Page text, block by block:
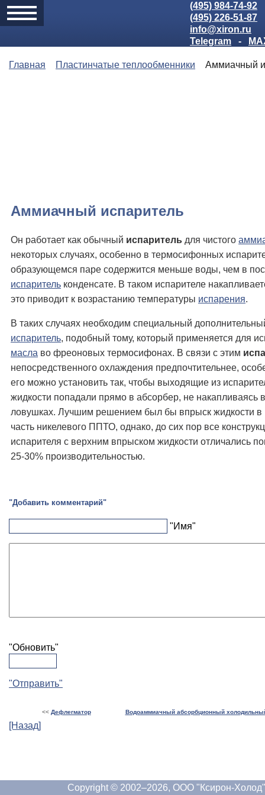
(495) 984-74-92
(495) 226-51-87
info@xiron.ru
Telegram
-
Главная Пластинчатые теплообменники Аммиачный
Аммиачный испаритель
Он работает как обычный испаритель для чистого
некоторых случаях, особенно в термосифонных
образующемся паре содержится меньше воды, чем в
испаритель конденсате. В таком испарителе
это приводит к возрастанию температуры испарения.
В таких случаях необходим специальный
испаритель, подобный тому, который применяется для
масла во фреоновых термосифонах. В связи с этим
непосредственного охлаждения предпочтительнее,
его можно установить так, чтобы выходящие из
жидкости попадали прямо в абсорбер, не накапливаясь
ловушках. Лучшим решением был бы впрыск жидкости
часть никелевого ППТО, однако, до сих пор все
испарителя с верхним впрыском жидкости отличались
25-30% производительностью.
"Добавить комментарий"
"Имя"
"Обновить"
"Отправить"
<< Дефлегматор Водоаммиачный абсорбционный
[Назад]
Copyright © 2002–2026, ООО "Ксирон-Холод"